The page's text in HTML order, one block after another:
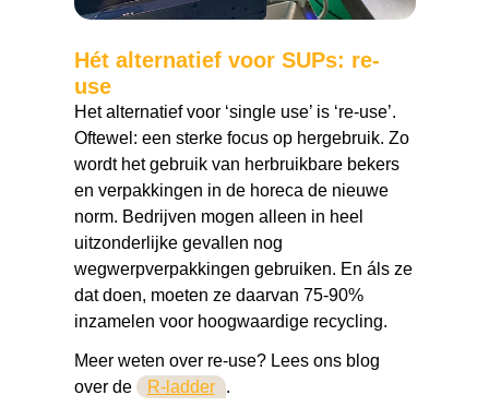
Hét alternatief voor SUPs: re-
use
Het alternatief voor ‘single use’ is ‘re-use’.
Oftewel: een sterke focus op hergebruik. Zo
wordt het gebruik van herbruikbare bekers
en verpakkingen in de horeca de nieuwe
norm. Bedrijven mogen alleen in heel
uitzonderlijke gevallen nog
wegwerpverpakkingen gebruiken. En áls ze
dat doen, moeten ze daarvan 75-90%
inzamelen voor hoogwaardige recycling.
Meer weten over re-use? Lees ons blog
over de
R-ladder .